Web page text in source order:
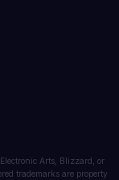
Arts, Blizzard, or
trademarks are property